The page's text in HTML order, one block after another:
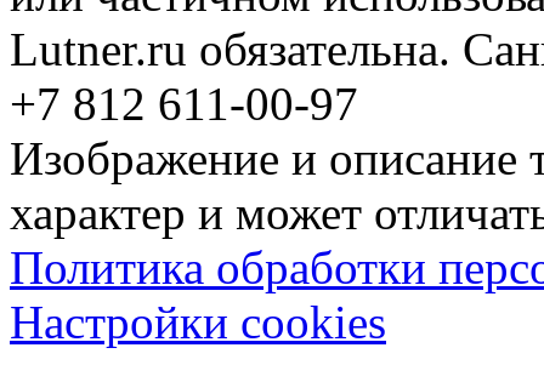
Lutner.ru обязательна.
+7 812 611-00-97
Изображение и описание
характер и может
Политика обработки
Настройки cookies